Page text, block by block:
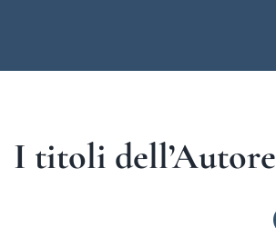
I titoli dell’Autore